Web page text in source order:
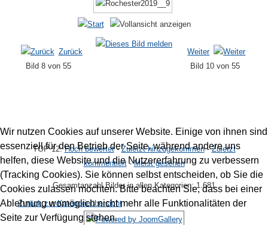
Zurück
Bild 8 von 55
Weiter
Bild 10 von 55
TOP 12:Hoch bewertet-Zuletzt hinzugekommen-Zuletzt
kommentiert-Meist gesehen
Gesamtanzahl Bilder in allen Kategorien: 1.681
Zurück zur Kategorieübersicht
Wir nutzen Cookies auf unserer Website. Einige von ihnen sind
essenziell für den Betrieb der Seite, während andere uns
helfen, diese Website und die Nutzererfahrung zu verbessern
(Tracking Cookies). Sie können selbst entscheiden, ob Sie die
Cookies zulassen möchten. Bitte beachten Sie, dass bei einer
Ablehnung womöglich nicht mehr alle Funktionalitäten der
Seite zur Verfügung stehen.